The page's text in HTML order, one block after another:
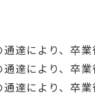
り、卒業
より、卒業後
、卒業後